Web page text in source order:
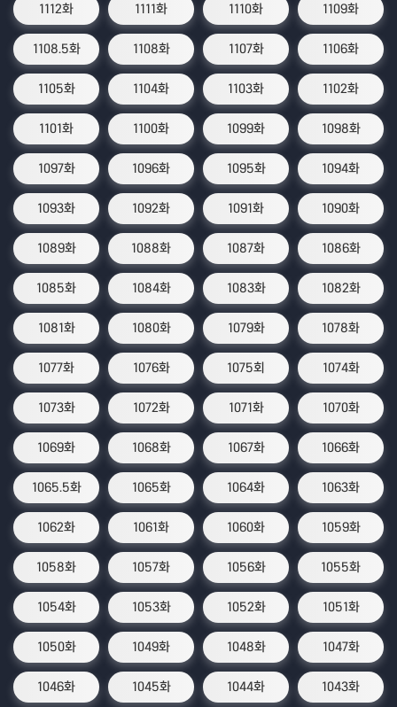
1112화 1111화 1110화 1109화
1108.5화 1108화 1107화 1106화
1105화 1104화 1103화 1102화
1101화 1100화 1099화 1098화
1097화 1096화 1095화 1094화
1093화 1092화 1091화 1090화
1089화 1088화 1087화 1086화
1085화 1084화 1083화 1082화
1081화 1080화 1079화 1078화
1077화 1076화 1075회 1074화
1073화 1072화 1071화 1070화
1069화 1068화 1067화 1066화
1065.5화 1065화 1064화 1063화
1062화 1061화 1060화 1059화
1058화 1057화 1056화 1055화
1054화 1053화 1052화 1051화
1050화 1049화 1048화 1047화
1046화 1045화 1044화 1043화